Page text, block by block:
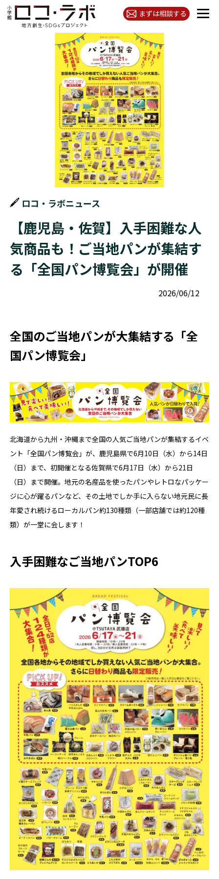
まずは相談する
ロコ・ラボニュース
【鹿児島・佐賀】入手困難な人
気商品も！ご当地パンが集結す
る「全国パン博覧会」が開催
2026/06/12
全国のご当地パンが大集結する「全
国パン博覧会」
北海道から九州・沖縄まで全国の人気ご当地パンが集結するイベ
ント「全国パン博覧会」が、鹿児島県で6月10日（水）から14日
（日）まで、初開催となる佐賀県で6月17日（水）から21日
（日）まで開催。地元の名産品を使ったパンやレトロなパッケー
ジに心が躍るパンなど、その土地でしか手に入らない地元民に長
年愛され続けるローカルパン約130種類（一部店舗では約120種
類）が一堂に会します！
入手困難なご当地パンTOP6